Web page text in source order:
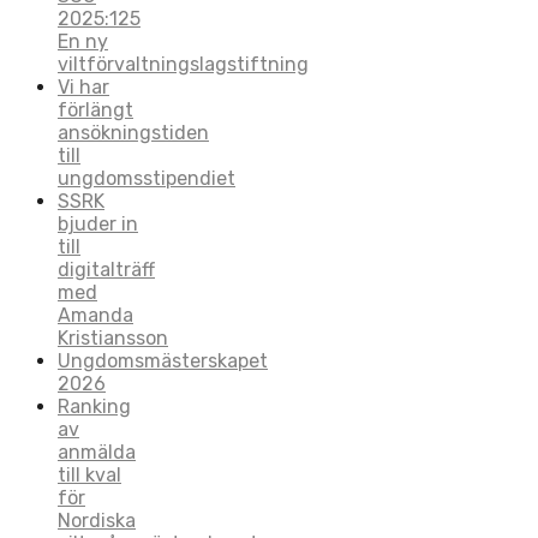
2025:125
En ny
viltförvaltningslagstiftning
Vi har
förlängt
ansökningstiden
till
ungdomsstipendiet
SSRK
bjuder in
till
digitalträff
med
Amanda
Kristiansson
Ungdomsmästerskapet
2026
Ranking
av
anmälda
till kval
för
Nordiska